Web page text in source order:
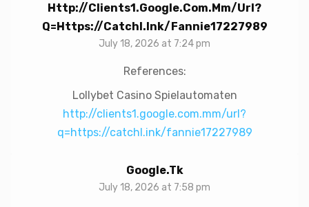
Http://clients1.google.com.mm/url?
Q=https://catchl.ink/fannie17227989
July 18, 2026 at 7:24 pm
References:
Lollybet Casino Spielautomaten
http://clients1.google.com.mm/url?
q=https://catchl.ink/fannie17227989
Google.tk
July 18, 2026 at 7:58 pm